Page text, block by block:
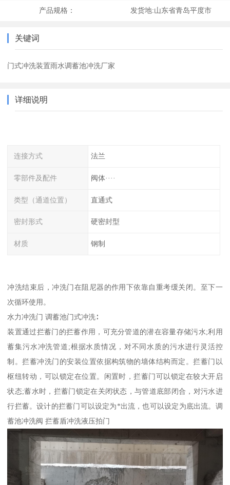
产品规格： 发货地:山东省青岛平度市
关键词
门式冲洗装置雨水调蓄池冲洗厂家
详细说明
连接方式 法兰
零部件及配件 阀体····
类型（通道位置） 直通式
密封形式 硬密封型
材质 钢制
冲洗结束后，冲洗门在阻尼器的作用下依靠自重考缓关闭。至下一
次循环使用。
水力冲洗门 调蓄池门式冲洗∶
装置通过拦蓄门的拦蓄作用，可充分管道的潜在容量存储污水;利用
蓄集污水冲洗管道;根据水质情况，对不同水质的污水进行灵活控
制。拦蓄冲洗门的安装位置依据构筑物的墙体结构而定。拦蓄门以
枢纽转动，可以锁定在位置。闲置时，拦蓄门可以锁定在较大开启
状态;蓄水时，拦蓄门锁定在关闭状态，与管道底部闭合，对污水进
行拦蓄。设计的拦蓄门可以设定为*出流，也可以设定为底出流。调
蓄池冲洗阀 拦蓄盾冲洗液压拍门